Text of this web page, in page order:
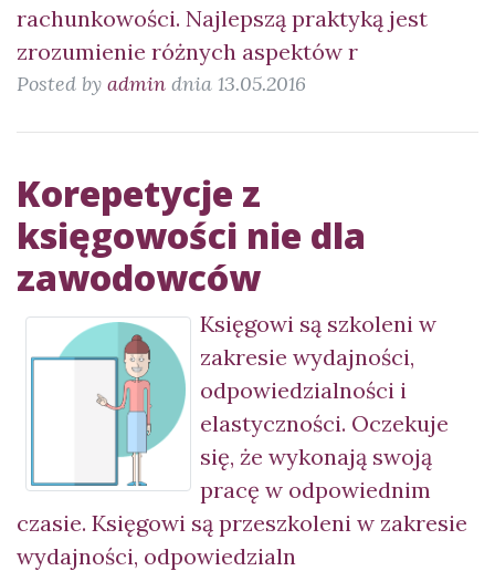
rachunkowości. Najlepszą praktyką jest
zrozumienie różnych aspektów r
Posted by admin dnia 13.05.2016
Korepetycje z
księgowości nie dla
zawodowców
Księgowi są szkoleni w
zakresie wydajności,
odpowiedzialności i
elastyczności. Oczekuje
się, że wykonają swoją
pracę w odpowiednim
czasie. Księgowi są przeszkoleni w zakresie
wydajności, odpowiedzialn